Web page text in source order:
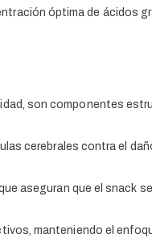
óptima de ácidos
son componentes
cerebrales contra el
aseguran que el snack
manteniendo el